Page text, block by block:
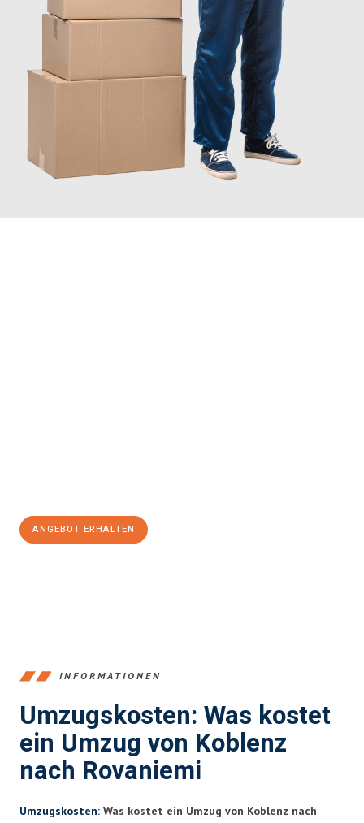
ANGEBOT ERHALTEN
INFORMATIONEN
Umzugskosten: Was kostet
ein Umzug von Koblenz
nach Rovaniemi
Umzugskosten: Was kostet ein Umzug von Koblenz nach